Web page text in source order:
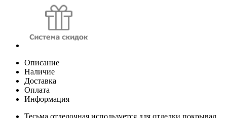
Описание
Наличие
Доставка
Оплата
Информация
Тесьма отделочная используется для отделки покрывал,